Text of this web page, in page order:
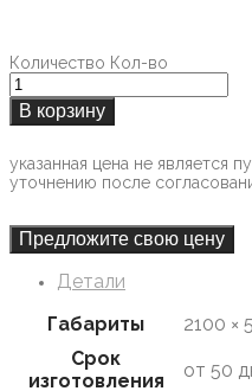
Количество Кол-во
В корзину
указанная цена не является
уточнению после
Предложите свою цену
Детали
Габариты
2100 ×
Срок
изготовления
от 50